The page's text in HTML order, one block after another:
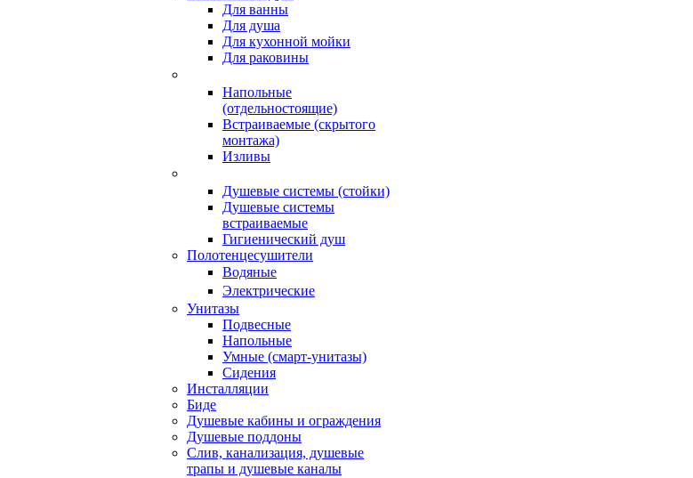
Для ванны
Для душа
Для кухонной мойки
Для раковины
Напольные
(отдельностоящие)
Встраиваемые (скрытого
монтажа)
Изливы
Душевые системы (стойки)
Душевые системы
встраиваемые
Гигиенический душ
Полотенцесушители
ㅤВодяные
ㅤЭлектрические
Унитазы
Подвесные
Напольные
Умные (смарт-унитазы)
Сидения
Инсталляции
Биде
Душевые кабины и ограждения
Душевые поддоны
Слив, канализация, душевые
трапы и душевые каналы